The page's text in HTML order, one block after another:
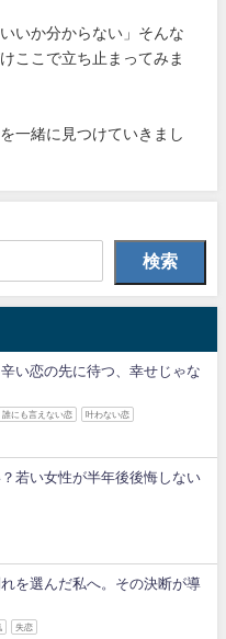
いか分からない」そんな
ここで立ち止まってみま
一緒に見つけていきまし
検索
い恋の先に待つ、幸せじゃな
誰にも言えない恋 叶わない恋
若い女性が半年後後悔しない
を選んだ私へ。その決断が導
失恋